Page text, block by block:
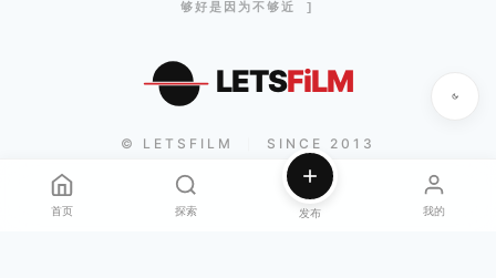
够好是因为不够近 ]
LETSFiLM
© LETSFILM SINCE 2013
首页 探索 发布 我的